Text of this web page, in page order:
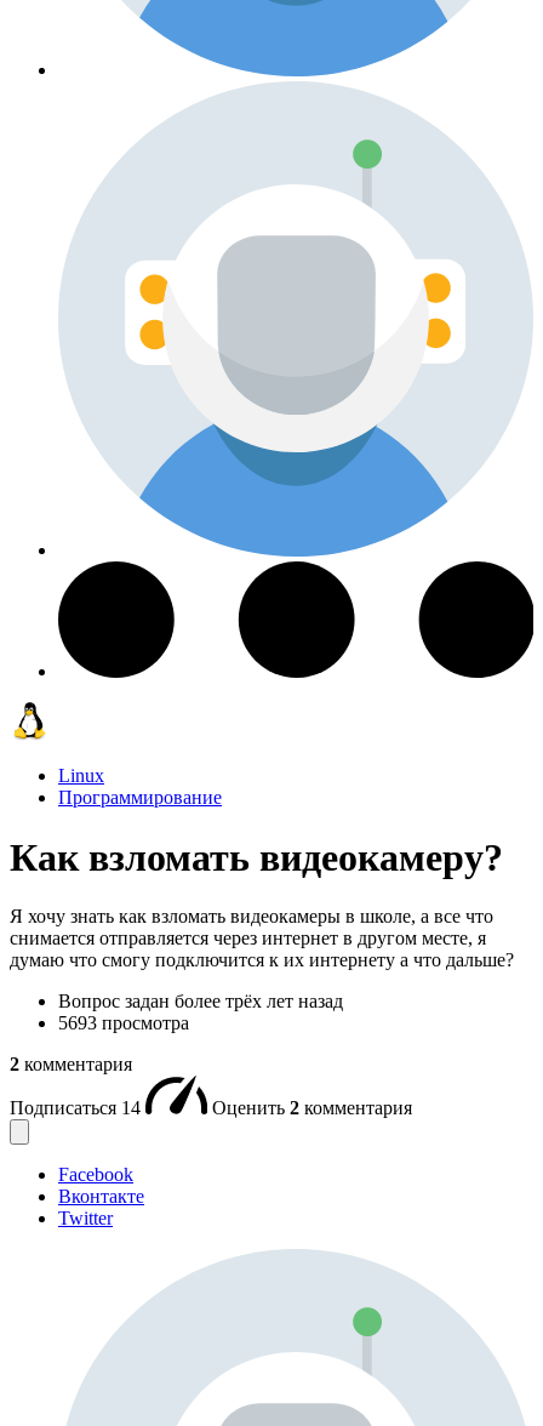
Linux
Программирование
Как взломать видеокамеру?
Я хочу знать как взломать видеокамеры в школе, а все что
снимается отправляется через интернет в другом месте, я
думаю что смогу подключится к их интернету а что дальше?
Вопрос задан более трёх лет назад
5693 просмотра
2 комментария
Подписаться 14 Оценить 2 комментария
Facebook
Вконтакте
Twitter